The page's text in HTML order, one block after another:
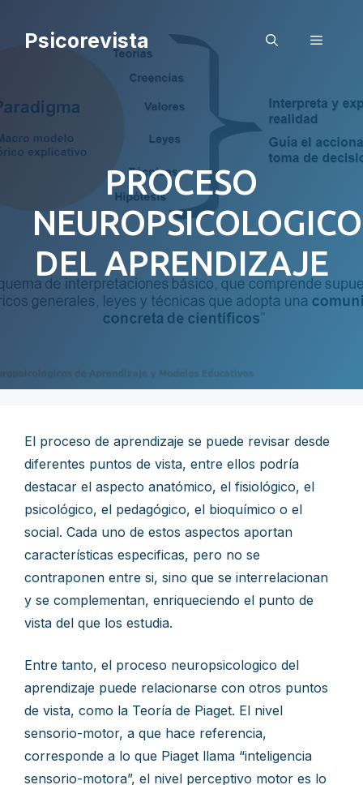
Psicorevista Menú
PROCESO
NEUROPSICOLOGICO
DEL APRENDIZAJE
El proceso de aprendizaje se puede revisar desde
diferentes puntos de vista, entre ellos podría
destacar el aspecto anatómico, el fisiológico, el
psicológico, el pedagógico, el bioquímico o el
social. Cada uno de estos aspectos aportan
características especificas, pero no se
contraponen entre si, sino que se interrelacionan
y se complementan, enriqueciendo el punto de
vista del que los estudia.
Entre tanto, el proceso neuropsicologico del
aprendizaje puede relacionarse con otros puntos
de vista, como la Teoría de Piaget. El nivel
sensorio-motor, a que hace referencia,
corresponde a lo que Piaget llama “inteligencia
sensorio-motora”, el nivel perceptivo motor es lo